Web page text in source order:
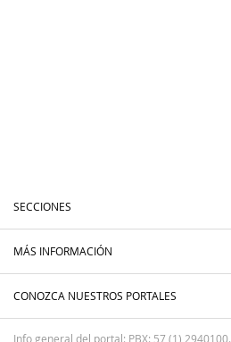
SECCIONES
MÁS INFORMACIÓN
CONOZCA NUESTROS PORTALES
Info general del portal: PBX: 57 (1) 2940100.